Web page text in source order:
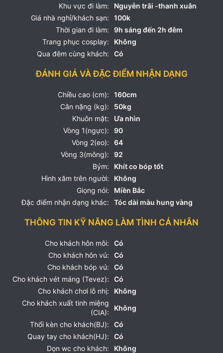
Khu vực đi làm:
Nguyễn trãi -thanh xuân
Giá nhà nghỉ/khách sạn:
100k
Thời gian đi làm:
9h sáng đến 2h đêm
Trang phục cosplay:
Không
Qua đêm cùng khách:
Có
ĐÁNH GIÁ VÀ ĐẶC ĐIỂM NHẬN DẠNG
Chiều cao (cm):
160cm
Cân nặng (kg):
50kg
Khuôn mặt:
Ưa nhìn
Vòng 1(ngực):
90
Vòng 2(eo):
64
Vòng 3(mông):
92
Bým:
Khít co bóp tốt
Hình xăm trên người:
Không
Giọng nói:
Miền Bắc
Đặc điểm nhận dạng khác:
Tóc dài màu hung vàng
THÔNG TIN KỸ NĂNG LÀM TÌNH CÁ NHÂN
Cho khách hôn môi:
Có
Cho khách hôn vú:
Có
Cho khách bóp vú:
Có
Cho khách vét máng (Tevez):
Có
Cho khách chơi lỗ nhị:
Không
Cho khách xuất tinh miệng
(CIA):
Không
Thổi kèn cho khách(BJ):
Có
Quay tay cho khách(HJ):
Có
Dọn wc cho khách:
Không